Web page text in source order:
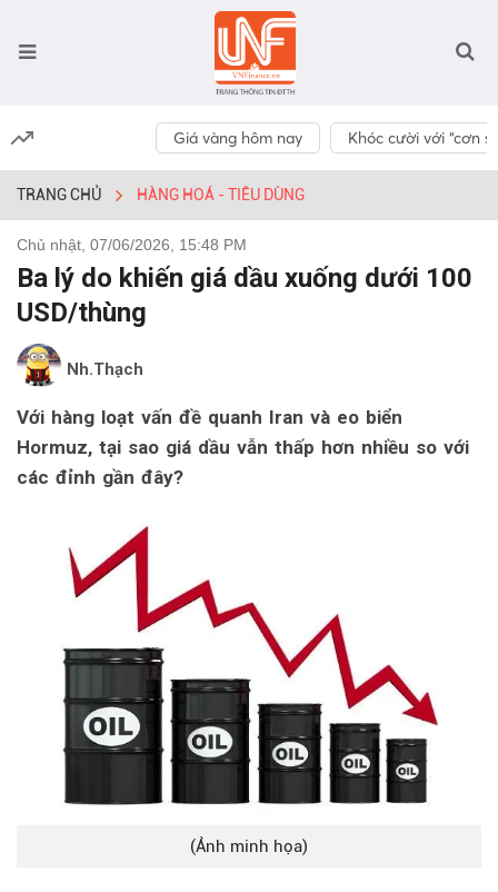
Giá vàng hôm nay Khóc cười với “cơn
TRANG CHỦ HÀNG HOÁ - TIÊU DÙNG
Chủ nhật, 07/06/2026, 15:48 PM
Ba lý do khiến giá dầu xuống dưới 100
USD/thùng
Nh.Thạch
Với hàng loạt vấn đề quanh Iran và eo biển
Hormuz, tại sao giá dầu vẫn thấp hơn nhiều so với
các đỉnh gần đây?
(Ảnh minh họa)